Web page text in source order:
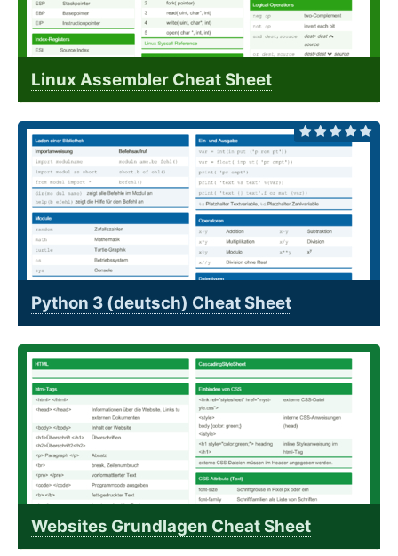
Linux Assembler Cheat Sheet
Python 3 (deutsch) Cheat Sheet
Websites Grundlagen Cheat Sheet